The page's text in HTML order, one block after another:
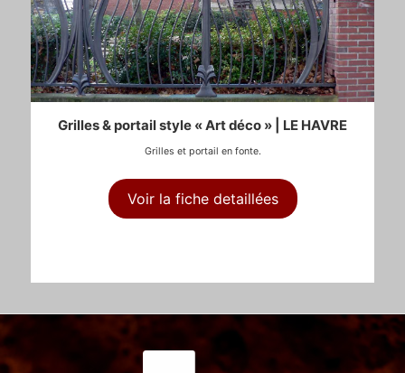
Grilles & portail style « Art déco » | LE HAVRE
Grilles et portail en fonte.
Voir la fiche detaillées